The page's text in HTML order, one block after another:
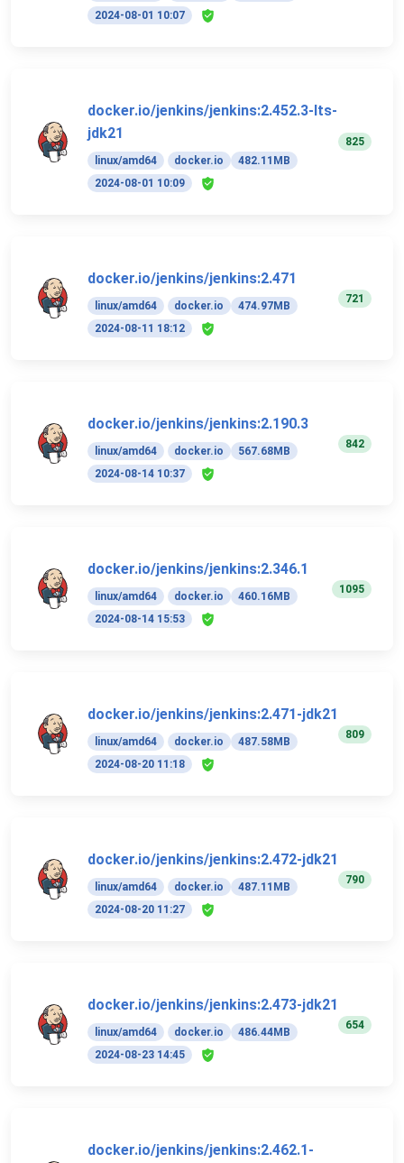
2024-08-01 10:07
docker.io/jenkins/jenkins:2.452.3-lts-
jdk21
linux/amd64 docker.io
482.11MB
2024-08-01 10:09
825
docker.io/jenkins/jenkins:2.471
linux/amd64 docker.io
474.97MB
2024-08-11 18:12
721
docker.io/jenkins/jenkins:2.190.3
linux/amd64 docker.io
567.68MB
2024-08-14 10:37
842
docker.io/jenkins/jenkins:2.346.1
linux/amd64 docker.io
460.16MB
2024-08-14 15:53
1095
docker.io/jenkins/jenkins:2.471-jdk21
linux/amd64 docker.io
487.58MB
2024-08-20 11:18
809
docker.io/jenkins/jenkins:2.472-jdk21
linux/amd64 docker.io
487.11MB
2024-08-20 11:27
790
docker.io/jenkins/jenkins:2.473-jdk21
linux/amd64 docker.io
486.44MB
2024-08-23 14:45
654
docker.io/jenkins/jenkins:2.462.1-